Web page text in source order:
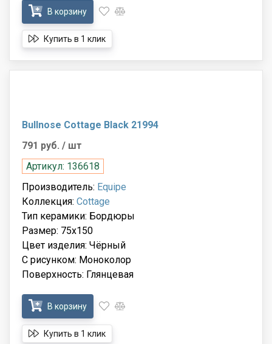
В корзину
Купить в 1 клик
Bullnose Cottage Black 21994
791 руб. / шт
Артикул: 136618
Производитель: Equipe
Коллекция: Cottage
Тип керамики: Бордюры
Размер: 75x150
Цвет изделия: Чёрный
С рисунком: Моноколор
Поверхность: Глянцевая
В корзину
Купить в 1 клик